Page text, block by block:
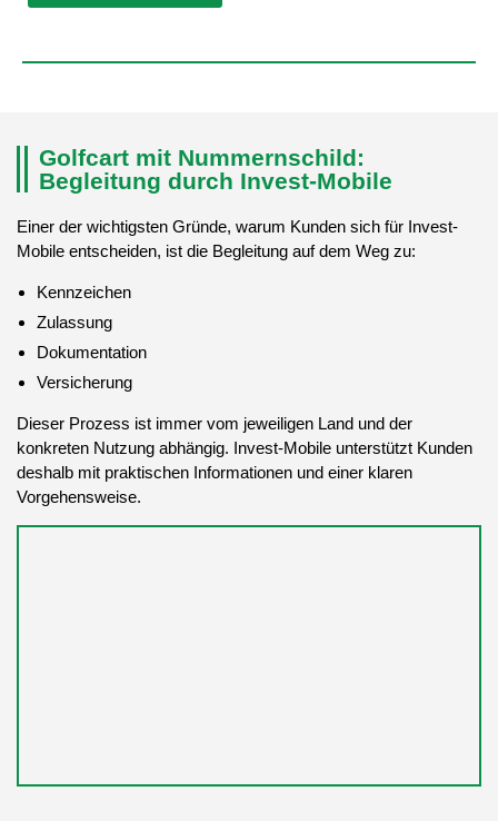
Golfcart mit Nummernschild:
Begleitung durch Invest-Mobile
Einer der wichtigsten Gründe, warum Kunden sich für Invest-
Mobile entscheiden, ist die Begleitung auf dem Weg zu:
Kennzeichen
Zulassung
Dokumentation
Versicherung
Dieser Prozess ist immer vom jeweiligen Land und der
konkreten Nutzung abhängig. Invest-Mobile unterstützt Kunden
deshalb mit praktischen Informationen und einer klaren
Vorgehensweise.